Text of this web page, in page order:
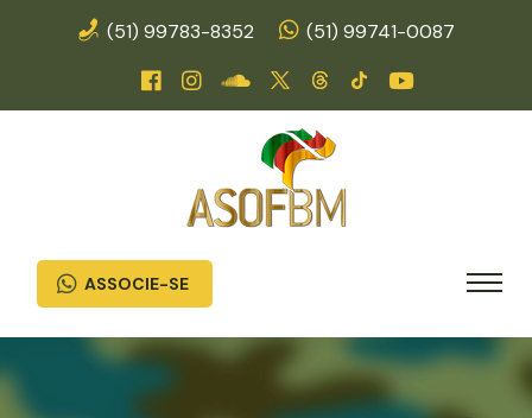
(51) 99783-8352 (51) 99741-0087
ASSOCIE-SE